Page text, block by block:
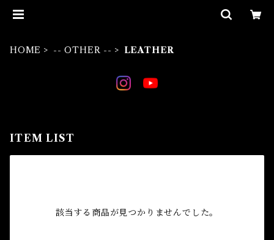
HOME -- OTHER -- LEATHER
ITEM LIST
該当する商品が見つかりませんでした。